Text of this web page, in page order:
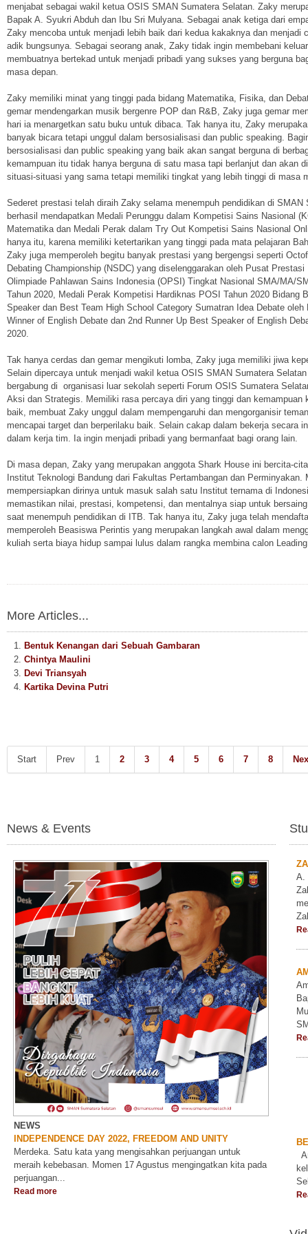
menjabat sebagai wakil ketua OSIS SMAN Sumatera Selatan. Zaky
Bapak A. Syukri Abduh dan Ibu Sri Mulyana. Sebagai anak ketiga dari
Zaky mencoba untuk menjadi lebih baik dari kedua kakaknya dan menjadi
adik bungsunya. Sebagai seorang anak, Zaky tidak ingin membebani
membuatnya bertekad untuk menjadi pribadi yang sukses yang berguna
masa depan.
Zaky memiliki minat yang tinggi pada bidang Matematika, Fisika, dan
gemar mendengarkan musik bergenre POP dan R&B, Zaky juga gemar
hari ia menargetkan satu buku untuk dibaca. Tak hanya itu, Zaky
banyak bicara tetapi unggul dalam bersosialisasi dan public speaking.
bersosialisasi dan public speaking yang baik akan sangat berguna di
kemampuan itu tidak hanya berguna di satu masa tapi berlanjut dan akan
situasi-situasi yang sama tetapi memiliki tingkat yang lebih tinggi di masa
Sederet prestasi telah diraih Zaky selama menempuh pendidikan di SMAN
berhasil mendapatkan Medali Perunggu dalam Kompetisi Sains Nasional
Matematika dan Medali Perak dalam Try Out Kompetisi Sains Nasional
hanya itu, karena memiliki ketertarikan yang tinggi pada mata pelajaran
Zaky juga memperoleh begitu banyak prestasi yang bergengsi seperti
Debating Championship (NSDC) yang diselenggarakan oleh Pusat
Olimpiade Pahlawan Sains Indonesia (OPSI) Tingkat Nasional SMA/MA/
Tahun 2020, Medali Perak Kompetisi Hardiknas POSI Tahun 2020 Bidang
Speaker dan Best Team High School Category Sumatran Idea Debate oleh
Winner of English Debate dan 2nd Runner Up Best Speaker of English
2020.
Tak hanya cerdas dan gemar mengikuti lomba, Zaky juga memiliki jiwa
Selain dipercaya untuk menjadi wakil ketua OSIS SMAN Sumatera
bergabung di organisasi luar sekolah seperti Forum OSIS Sumatera
Aksi dan Strategis. Memiliki rasa percaya diri yang tinggi dan kemampuan
baik, membuat Zaky unggul dalam mempengaruhi dan mengorganisir
mencapai target dan berperilaku baik. Selain cakap dalam bekerja secara
dalam kerja tim. Ia ingin menjadi pribadi yang bermanfaat bagi orang lain.
Di masa depan, Zaky yang merupakan anggota Shark House ini bercita-
Institut Teknologi Bandung dari Fakultas Pertambangan dan Perminyakan.
mempersiapkan dirinya untuk masuk salah satu Institut ternama di
memastikan nilai, prestasi, kompetensi, dan mentalnya siap untuk
saat menempuh pendidikan di ITB. Tak hanya itu, Zaky juga telah
memperoleh Beasiswa Perintis yang merupakan langkah awal dalam
kuliah serta biaya hidup sampai lulus dalam rangka membina calon
More Articles...
Bentuk Kenangan dari Sebuah Gambaran
Chintya Maulini
Devi Triansyah
Kartika Devina Putri
Start Prev 1 2 3 4 5 6 7 8
News & Events
NEWS
INDEPENDENCE DAY 2022, FREEDOM AND UNITY
Merdeka. Satu kata yang mengisahkan perjuangan untuk
meraih kebebasan. Momen 17 Agustus mengingatkan kita pada
perjuangan...
Read more